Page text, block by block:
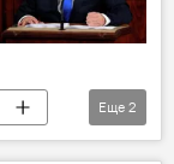
Еще 2